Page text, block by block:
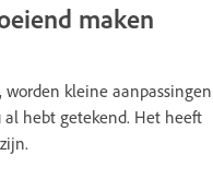
maken
kleine aanpassingen
hebt getekend. Het heeft